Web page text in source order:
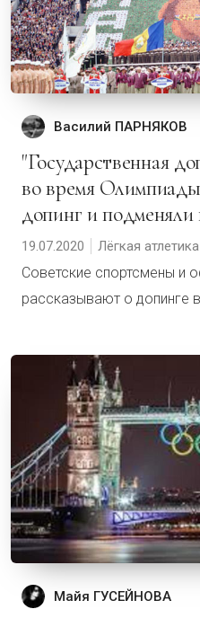
Василий ПАРНЯКОВ
"Государственная допинг-программа". Как
во время
допинг и
19.07.2020 Лёгкая атлетика
Советские спортсмены и
рассказывают о допинге
Майя ГУСЕЙНОВА